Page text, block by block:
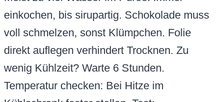
einkochen, bis sirupartig. Schokolade muss
voll schmelzen, sonst Klümpchen. Folie
direkt auflegen verhindert Trocknen. Zu
wenig Kühlzeit? Warte 6 Stunden.
Temperatur checken: Bei Hitze im